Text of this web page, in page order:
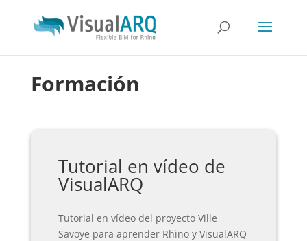
Formación
Tutorial en vídeo de
VisualARQ
Tutorial en vídeo del proyecto Ville
Savoye para aprender Rhino y VisualARQ